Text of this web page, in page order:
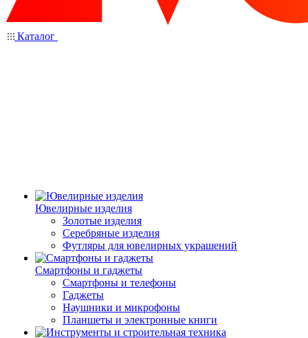
Каталог
Ювелирные изделия
Золотые изделия
Серебряные изделия
Футляры для ювелирных украшений
Смартфоны и гаджеты
Смартфоны и телефоны
Гаджеты
Наушники и микрофоны
Планшеты и электронные книги